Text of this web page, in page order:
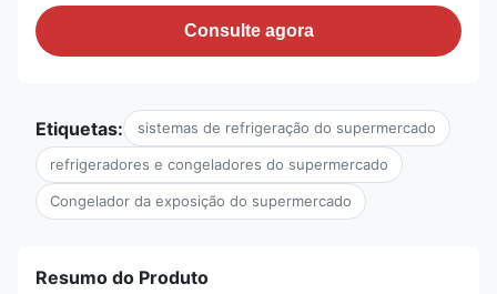
Consulte agora
Etiquetas: sistemas de refrigeração do supermercado
refrigeradores e congeladores do supermercado
Congelador da exposição do supermercado
Resumo do Produto